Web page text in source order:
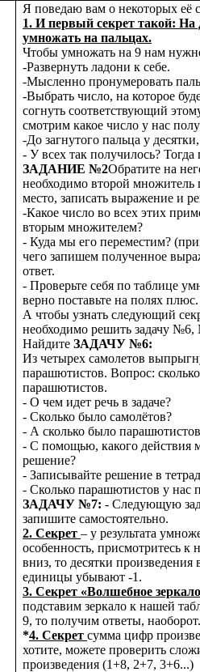
Я поведаю вам о некоторых её
1. И первый секрет такой: На
умножать на пальцах.
Чтобы умножать на 9 нам
-Развернуть ладони к себе.
-Мысленно пронумеровать
-Выбрать число, на которое
согнуть соответствующий
смотрим какое число у нас
-До загнутого пальца у
- У всех так получилось?
ЗАДАНИЕ №2Обратите на
необходимо второй множитель
место, записать выражение и
-Какое число во всех этих
вторым множителем?
- Куда мы его переместим?
чего запишем полученное
ответ.
- Проверьте себя по таблице
верно поставьте на полях плюс.
А чтобы узнать следующий
необходимо решить задачу
НайдитеЗАДАЧУ №6:
Из четырех самолетов
парашютистов. Вопрос:
парашютистов.
- О чем идет речь в задаче?
- Сколько было самолётов?
- А сколько было
- С помощью, какого действия
решение?
- Записывайте решение в
- Сколько парашютистов у нас
ЗАДАЧУ №7: - Следующую
запишите самостоятельно.
2. Секрет– у результата
особенность, присмотритесь к
вниз, то десятки произведения
единицы убывают -1.
3. Секрет «Волшебное
подставим зеркало к нашей
9, то получим ответы,
*4. Секретсумма цифр
хотите, можете проверить
произведения (1+8, 2+7, 3+6...)